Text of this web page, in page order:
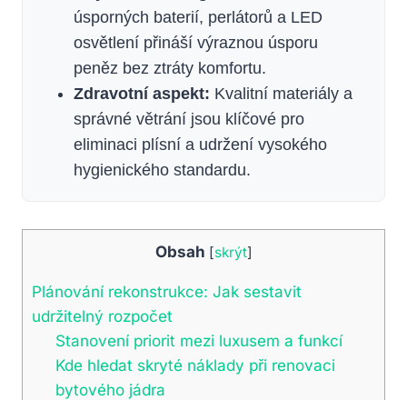
úsporných baterií, perlátorů a LED
osvětlení přináší výraznou úsporu
peněz bez ztráty komfortu.
Zdravotní aspekt: Kvalitní materiály a
správné větrání jsou klíčové pro
eliminaci plísní a udržení vysokého
hygienického standardu.
Obsah [skrýt]
Plánování rekonstrukce: Jak sestavit
udržitelný rozpočet
Stanovení priorit mezi luxusem a funkcí
Kde hledat skryté náklady při renovaci
bytového jádra